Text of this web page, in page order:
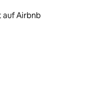
auf Airbnb